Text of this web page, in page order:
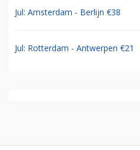
Jul: Amsterdam - Berlijn €38
Jul: Rotterdam - Antwerpen €21